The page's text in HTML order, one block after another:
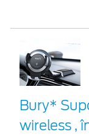
Bury*
wireless ,